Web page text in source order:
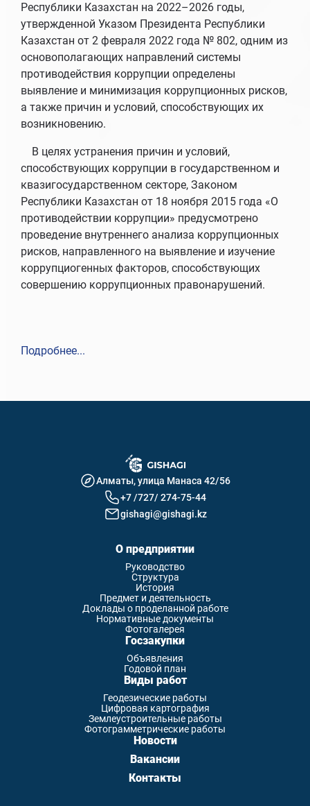
Республики Казахстан на 2022–2026 годы,
утвержденной Указом Президента Республики
Казахстан от 2 февраля 2022 года № 802, одним из
основополагающих направлений системы
противодействия коррупции определены
выявление и минимизация коррупционных рисков,
а также причин и условий, способствующих их
возникновению.
В целях устранения причин и условий,
способствующих коррупции в государственном и
квазигосударственном секторе, Законом
Республики Казахстан от 18 ноября 2015 года «О
противодействии коррупции» предусмотрено
проведение внутреннего анализа коррупционных
рисков, направленного на выявление и изучение
коррупциогенных факторов, способствующих
совершению коррупционных правонарушений.
Подробнее...
Алматы, улица Манаса 42/56
+7 /727/ 274-75-44
gishagi@gishagi.kz
О предприятии
Руководство
Структура
История
Предмет и деятельность
Доклады о проделанной работе
Нормативные документы
Фотогалерея
Госзакупки
Объявления
Годовой план
Виды работ
Геодезические работы
Цифровая картография
Землеустроительные работы
Фотограмметрические работы
Новости
Вакансии
Контакты